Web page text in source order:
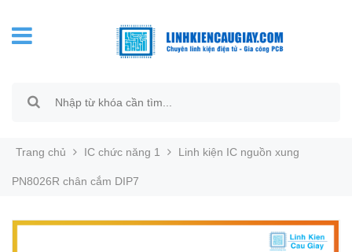
Trang chủ IC chức năng 1 Linh kiện IC nguồn xung
PN8026R chân cắm DIP7